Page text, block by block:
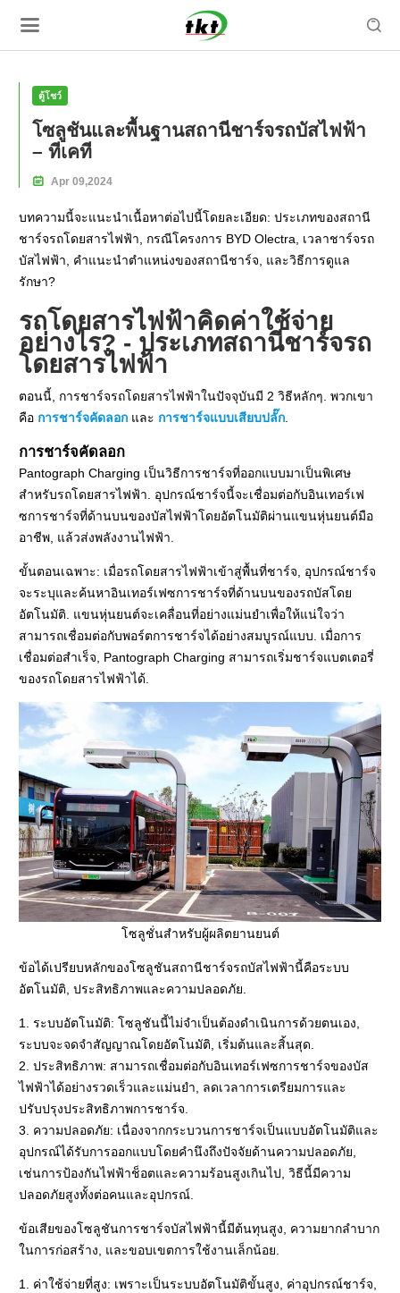

ตู้โชว์
โซลูชันและพื้นฐานสถานีชาร์จรถบัสไฟฟ้า
– ทีเคที
 Apr 09,2024
บทความนี้จะแนะนำเนื้อหาต่อไปนี้โดยละเอียด: ประเภทของสถานี
ชาร์จรถโดยสารไฟฟ้า, กรณีโครงการ BYD Olectra, เวลาชาร์จรถ
บัสไฟฟ้า, คำแนะนำตำแหน่งของสถานีชาร์จ, และวิธีการดูแล
รักษา?
รถโดยสารไฟฟ้าคิดค่าใช้จ่าย
อย่างไร? - ประเภทสถานีชาร์จรถ
โดยสารไฟฟ้า
ตอนนี้, การชาร์จรถโดยสารไฟฟ้าในปัจจุบันมี 2 วิธีหลักๆ. พวกเขา
คือ การชาร์จคัดลอก และ การชาร์จแบบเสียบปลั๊ก
การชาร์จคัดลอก
Pantograph Charging เป็นวิธีการชาร์จที่ออกแบบมาเป็นพิเศษ
สำหรับรถโดยสารไฟฟ้า. อุปกรณ์ชาร์จนี้จะเชื่อมต่อกับอินเทอร์เฟ
ซการชาร์จที่ด้านบนของบัสไฟฟ้าโดยอัตโนมัติผ่านแขนหุ่นยนต์มือ
อาชีพ, แล้วส่งพลังงานไฟฟ้า.
ขั้นตอนเฉพาะ: เมื่อรถโดยสารไฟฟ้าเข้าสู่พื้นที่ชาร์จ, อุปกรณ์ชาร์จ
จะระบุและค้นหาอินเทอร์เฟซการชาร์จที่ด้านบนของรถบัสโดย
อัตโนมัติ. แขนหุ่นยนต์จะเคลื่อนที่อย่างแม่นยำเพื่อให้แน่ใจว่า
สามารถเชื่อมต่อกับพอร์ตการชาร์จได้อย่างสมบูรณ์แบบ. เมื่อการ
เชื่อมต่อสำเร็จ, Pantograph Charging สามารถเริ่มชาร์จแบตเตอรี่
ของรถโดยสารไฟฟ้าได้.
โซลูชั่นสำหรับผู้ผลิตยานยนต์
ข้อได้เปรียบหลักของโซลูชันสถานีชาร์จรถบัสไฟฟ้านี้คือระบบ
อัตโนมัติ, ประสิทธิภาพและความปลอดภัย.
1. ระบบอัตโนมัติ: โซลูชันนี้ไม่จำเป็นต้องดำเนินการด้วยตนเอง,
ระบบจะจดจำสัญญาณโดยอัตโนมัติ, เริ่มต้นและสิ้นสุด.
2. ประสิทธิภาพ: สามารถเชื่อมต่อกับอินเทอร์เฟซการชาร์จของบัส
ไฟฟ้าได้อย่างรวดเร็วและแม่นยำ, ลดเวลาการเตรียมการและ
ปรับปรุงประสิทธิภาพการชาร์จ.
3. ความปลอดภัย: เนื่องจากกระบวนการชาร์จเป็นแบบอัตโนมัติและ
อุปกรณ์ได้รับการออกแบบโดยคำนึงถึงปัจจัยด้านความปลอดภัย,
เช่นการป้องกันไฟฟ้าช็อตและความร้อนสูงเกินไป, วิธีนี้มีความ
ปลอดภัยสูงทั้งต่อคนและอุปกรณ์.
ข้อเสียของโซลูชันการชาร์จบัสไฟฟ้านี้มีต้นทุนสูง, ความยากลำบาก
ในการก่อสร้าง, และขอบเขตการใช้งานเล็กน้อย.
1. ค่าใช้จ่ายที่สูง: เพราะเป็นระบบอัตโนมัติขั้นสูง, ค่าอุปกรณ์ชาร์จ,